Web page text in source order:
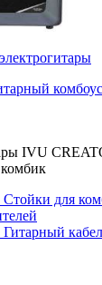
IVU